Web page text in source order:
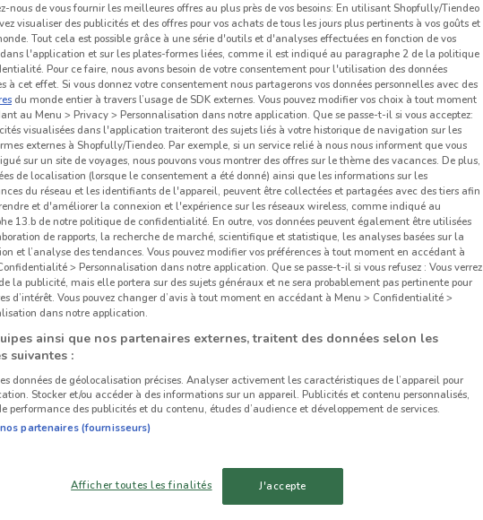
nous de vous fournir les meilleures offres au plus près de vos besoins: En utilisant Shopfully/Tiendeo
visualiser des publicités et des offres pour vos achats de tous les jours plus pertinents à vos goûts et
Tout cela est possible grâce à une série d'outils et d'analyses effectuées en fonction de vos
l'application et sur les plates-formes liées, comme il est indiqué au paragraphe 2 de la politique
Pour ce faire, nous avons besoin de votre consentement pour l'utilisation des données
à cet effet. Si vous donnez votre consentement nous partagerons vos données personnelles avec des
du monde entier à travers l’usage de SDK externes. Vous pouvez modifier vos choix à tout moment
au Menu > Privacy > Personnalisation dans notre application. Que se passe-t-il si vous acceptez:
visualisées dans l'application traiteront des sujets liés à votre historique de navigation sur les
externes à Shopfully/Tiendeo. Par exemple, si un service relié à nous nous informent que vous
sur un site de voyages, nous pouvons vous montrer des offres sur le thème des vacances. De plus,
de localisation (lorsque le consentement a été donné) ainsi que les informations sur les
du réseau et les identifiants de l'appareil, peuvent être collectées et partagées avec des tiers afin
et d'améliorer la connexion et l'expérience sur les réseaux wireless, comme indiqué au
13.b de notre politique de confidentialité. En outre, vos données peuvent également être utilisées
de rapports, la recherche de marché, scientifique et statistique, les analyses basées sur la
et l’analyse des tendances. Vous pouvez modifier vos préférences à tout moment en accédant à
> Personnalisation dans notre application. Que se passe-t-il si vous refusez : Vous verrez
la publicité, mais elle portera sur des sujets généraux et ne sera probablement pas pertinente pour
d’intérêt. Vous pouvez changer d’avis à tout moment en accédant à Menu > Confidentialité >
dans notre application.
ainsi que nos partenaires externes, traitent des données selon les
suivantes :
données de géolocalisation précises. Analyser activement les caractéristiques de l’appareil pour
Stocker et/ou accéder à des informations sur un appareil. Publicités et contenu personnalisés,
performance des publicités et du contenu, études d’audience et développement de services.
partenaires (fournisseurs)
Afficher toutes les finalités J'accepte